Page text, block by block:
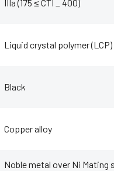
IIIa (175 ≤ CTI _ 400)
Liquid crystal polymer (LCP)
Black
Copper alloy
Noble metal over Ni Mating